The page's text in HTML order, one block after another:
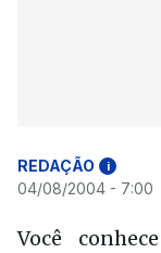
REDAÇÃO i
04/08/2004 - 7:00
Você